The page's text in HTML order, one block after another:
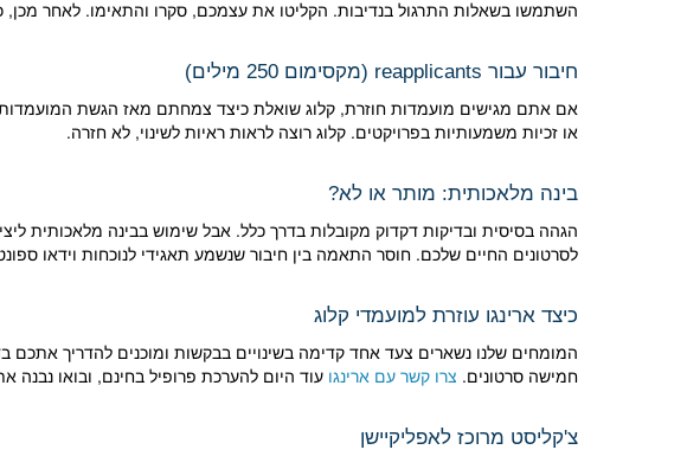
השתמשו בשאלות התרגול בנדיבות. הקליטו את עצמכם, סקרו והתאימו. לאחר מכן,
חיבור עבור reapplicants (מקסימום 250 מילים)
אם אתם מגישים מועמדות חוזרת, קלוג שואלת כיצד צמחתם מאז הגשת
או זכיות משמעותיות בפרויקטים. קלוג רוצה לראות ראיות לשינוי, לא חזרה.
בינה מלאכותית: מותר או לא?
הגהה בסיסית ובדיקות דקדוק מקובלות בדרך כלל. אבל שימוש בבינה מלאכותית
לסרטונים החיים שלכם. חוסר התאמה בין חיבור שנשמע תאגידי לנוכחות וידאו
כיצד ארינגו עוזרת למועמדי קלוג
חמישה סרטונים. צרו קשר עם ארינגו עוד היום להערכת פרופיל בחינם, ובואו נבנה
צ'קליסט מרוכז לאפליקיישן